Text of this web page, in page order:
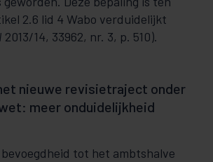
2.6 lid 4 Wabo verduidelijkt
2013/14, 33962, nr. 3, p. 510).
nieuwe revisietraject onder
meer onduidelijkheid
tot het ambtshalve